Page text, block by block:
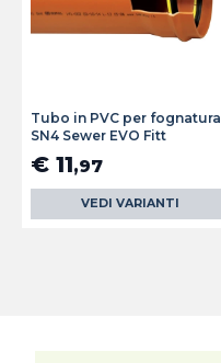
Tubo in PVC per fognatura
SN4 Sewer EVO Fitt
€ 11,97
VEDI VARIANTI